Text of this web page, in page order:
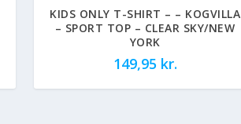
KIDS ONLY T-SHIRT – – KOGVILLA
– SPORT TOP – CLEAR SKY/NEW
YORK
149,95 kr.